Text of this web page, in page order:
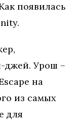
появилась
джей. Урош –
на
из самых
для